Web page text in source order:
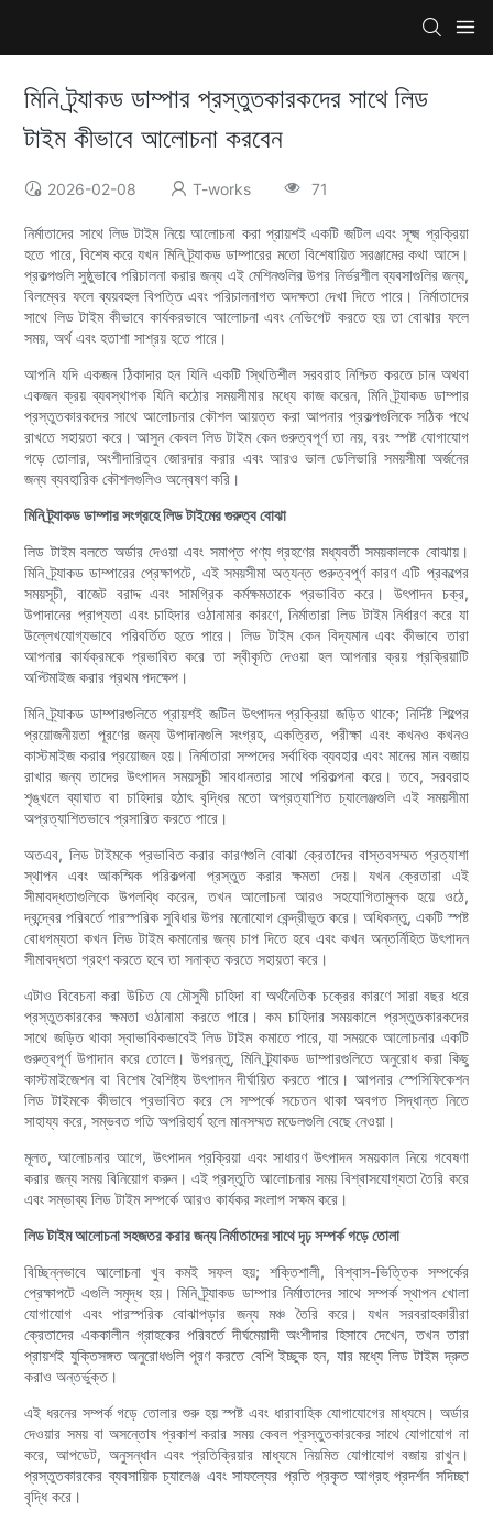
মিনি ট্র্যাকড ডাম্পার প্রস্তুতকারকদের সাথে লিড
টাইম কীভাবে আলোচনা করবেন
2026-02-08 T-works 71
নির্মাতাদের সাথে লিড টাইম নিয়ে আলোচনা করা প্রায়শই একটি জটিল এবং সূক্ষ্ম প্রক্রিয়া
হতে পারে, বিশেষ করে যখন মিনি ট্র্যাকড ডাম্পারের মতো বিশেষায়িত সরঞ্জামের কথা আসে।
প্রকল্পগুলি সুষ্ঠুভাবে পরিচালনা করার জন্য এই মেশিনগুলির উপর নির্ভরশীল ব্যবসাগুলির জন্য,
বিলম্বের ফলে ব্যয়বহুল বিপত্তি এবং পরিচালনাগত অদক্ষতা দেখা দিতে পারে। নির্মাতাদের
সাথে লিড টাইম কীভাবে কার্যকরভাবে আলোচনা এবং নেভিগেট করতে হয় তা বোঝার ফলে
সময়, অর্থ এবং হতাশা সাশ্রয় হতে পারে।
আপনি যদি একজন ঠিকাদার হন যিনি একটি স্থিতিশীল সরবরাহ নিশ্চিত করতে চান অথবা
একজন ক্রয় ব্যবস্থাপক যিনি কঠোর সময়সীমার মধ্যে কাজ করেন, মিনি ট্র্যাকড ডাম্পার
প্রস্তুতকারকদের সাথে আলোচনার কৌশল আয়ত্ত করা আপনার প্রকল্পগুলিকে সঠিক পথে
রাখতে সহায়তা করে। আসুন কেবল লিড টাইম কেন গুরুত্বপূর্ণ তা নয়, বরং স্পষ্ট যোগাযোগ
গড়ে তোলার, অংশীদারিত্ব জোরদার করার এবং আরও ভাল ডেলিভারি সময়সীমা অর্জনের
জন্য ব্যবহারিক কৌশলগুলিও অন্বেষণ করি।
মিনি ট্র্যাকড ডাম্পার সংগ্রহে লিড টাইমের গুরুত্ব বোঝা
লিড টাইম বলতে অর্ডার দেওয়া এবং সমাপ্ত পণ্য গ্রহণের মধ্যবর্তী সময়কালকে বোঝায়।
মিনি ট্র্যাকড ডাম্পারের প্রেক্ষাপটে, এই সময়সীমা অত্যন্ত গুরুত্বপূর্ণ কারণ এটি প্রকল্পের
সময়সূচী, বাজেট বরাদ্দ এবং সামগ্রিক কর্মক্ষমতাকে প্রভাবিত করে। উৎপাদন চক্র,
উপাদানের প্রাপ্যতা এবং চাহিদার ওঠানামার কারণে, নির্মাতারা লিড টাইম নির্ধারণ করে যা
উল্লেখযোগ্যভাবে পরিবর্তিত হতে পারে। লিড টাইম কেন বিদ্যমান এবং কীভাবে তারা
আপনার কার্যক্রমকে প্রভাবিত করে তা স্বীকৃতি দেওয়া হল আপনার ক্রয় প্রক্রিয়াটি
অপ্টিমাইজ করার প্রথম পদক্ষেপ।
মিনি ট্র্যাকড ডাম্পারগুলিতে প্রায়শই জটিল উৎপাদন প্রক্রিয়া জড়িত থাকে; নির্দিষ্ট শিল্পের
প্রয়োজনীয়তা পূরণের জন্য উপাদানগুলি সংগ্রহ, একত্রিত, পরীক্ষা এবং কখনও কখনও
কাস্টমাইজ করার প্রয়োজন হয়। নির্মাতারা সম্পদের সর্বাধিক ব্যবহার এবং মানের মান বজায়
রাখার জন্য তাদের উৎপাদন সময়সূচী সাবধানতার সাথে পরিকল্পনা করে। তবে, সরবরাহ
শৃঙ্খলে ব্যাঘাত বা চাহিদার হঠাৎ বৃদ্ধির মতো অপ্রত্যাশিত চ্যালেঞ্জগুলি এই সময়সীমা
অপ্রত্যাশিতভাবে প্রসারিত করতে পারে।
অতএব, লিড টাইমকে প্রভাবিত করার কারণগুলি বোঝা ক্রেতাদের বাস্তবসম্মত প্রত্যাশা
স্থাপন এবং আকস্মিক পরিকল্পনা প্রস্তুত করার ক্ষমতা দেয়। যখন ক্রেতারা এই
সীমাবদ্ধতাগুলিকে উপলব্ধি করেন, তখন আলোচনা আরও সহযোগিতামূলক হয়ে ওঠে,
দ্বন্দ্বের পরিবর্তে পারস্পরিক সুবিধার উপর মনোযোগ কেন্দ্রীভূত করে। অধিকন্তু, একটি স্পষ্ট
বোধগম্যতা কখন লিড টাইম কমানোর জন্য চাপ দিতে হবে এবং কখন অন্তর্নিহিত উৎপাদন
সীমাবদ্ধতা গ্রহণ করতে হবে তা সনাক্ত করতে সহায়তা করে।
এটাও বিবেচনা করা উচিত যে মৌসুমী চাহিদা বা অর্থনৈতিক চক্রের কারণে সারা বছর ধরে
প্রস্তুতকারকের ক্ষমতা ওঠানামা করতে পারে। কম চাহিদার সময়কালে প্রস্তুতকারকদের
সাথে জড়িত থাকা স্বাভাবিকভাবেই লিড টাইম কমাতে পারে, যা সময়কে আলোচনার একটি
গুরুত্বপূর্ণ উপাদান করে তোলে। উপরন্তু, মিনি ট্র্যাকড ডাম্পারগুলিতে অনুরোধ করা কিছু
কাস্টমাইজেশন বা বিশেষ বৈশিষ্ট্য উৎপাদন দীর্ঘায়িত করতে পারে। আপনার স্পেসিফিকেশন
লিড টাইমকে কীভাবে প্রভাবিত করে সে সম্পর্কে সচেতন থাকা অবগত সিদ্ধান্ত নিতে
সাহায্য করে, সম্ভবত গতি অপরিহার্য হলে মানসম্মত মডেলগুলি বেছে নেওয়া।
মূলত, আলোচনার আগে, উৎপাদন প্রক্রিয়া এবং সাধারণ উৎপাদন সময়কাল নিয়ে গবেষণা
করার জন্য সময় বিনিয়োগ করুন। এই প্রস্তুতি আলোচনার সময় বিশ্বাসযোগ্যতা তৈরি করে
এবং সম্ভাব্য লিড টাইম সম্পর্কে আরও কার্যকর সংলাপ সক্ষম করে।
লিড টাইম আলোচনা সহজতর করার জন্য নির্মাতাদের সাথে দৃঢ় সম্পর্ক গড়ে তোলা
বিচ্ছিন্নভাবে আলোচনা খুব কমই সফল হয়; শক্তিশালী, বিশ্বাস-ভিত্তিক সম্পর্কের
প্রেক্ষাপটে এগুলি সমৃদ্ধ হয়। মিনি ট্র্যাকড ডাম্পার নির্মাতাদের সাথে সম্পর্ক স্থাপন খোলা
যোগাযোগ এবং পারস্পরিক বোঝাপড়ার জন্য মঞ্চ তৈরি করে। যখন সরবরাহকারীরা
ক্রেতাদের এককালীন গ্রাহকের পরিবর্তে দীর্ঘমেয়াদী অংশীদার হিসাবে দেখেন, তখন তারা
প্রায়শই যুক্তিসঙ্গত অনুরোধগুলি পূরণ করতে বেশি ইচ্ছুক হন, যার মধ্যে লিড টাইম দ্রুত
করাও অন্তর্ভুক্ত।
এই ধরনের সম্পর্ক গড়ে তোলার শুরু হয় স্পষ্ট এবং ধারাবাহিক যোগাযোগের মাধ্যমে। অর্ডার
দেওয়ার সময় বা অসন্তোষ প্রকাশ করার সময় কেবল প্রস্তুতকারকের সাথে যোগাযোগ না
করে, আপডেট, অনুসন্ধান এবং প্রতিক্রিয়ার মাধ্যমে নিয়মিত যোগাযোগ বজায় রাখুন।
প্রস্তুতকারকের ব্যবসায়িক চ্যালেঞ্জ এবং সাফল্যের প্রতি প্রকৃত আগ্রহ প্রদর্শন সদিচ্ছা
বৃদ্ধি করে।